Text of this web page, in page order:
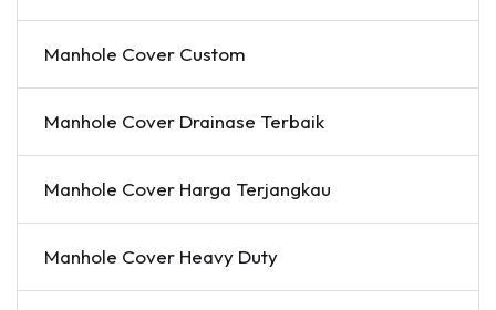
Manhole Cover Custom
Manhole Cover Drainase Terbaik
Manhole Cover Harga Terjangkau
Manhole Cover Heavy Duty